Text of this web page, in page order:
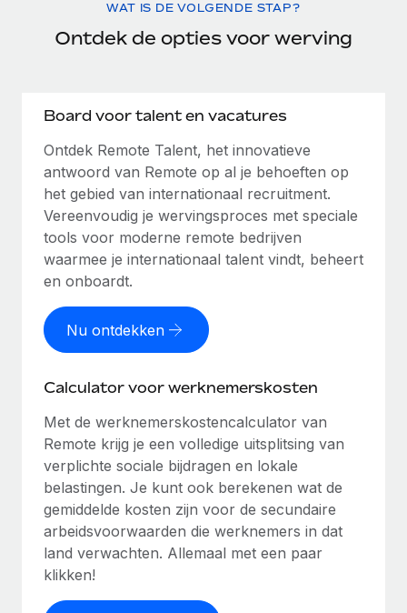
WAT IS DE VOLGENDE STAP?
Ontdek de opties voor werving
Board voor talent en vacatures
Ontdek Remote Talent, het innovatieve
antwoord van Remote op al je behoeften op
het gebied van internationaal recruitment.
Vereenvoudig je wervingsproces met speciale
tools voor moderne remote bedrijven
waarmee je internationaal talent vindt, beheert
en onboardt.
Nu ontdekken
Calculator voor werknemerskosten
Met de werknemerskostencalculator van
Remote krijg je een volledige uitsplitsing van
verplichte sociale bijdragen en lokale
belastingen. Je kunt ook berekenen wat de
gemiddelde kosten zijn voor de secundaire
arbeidsvoorwaarden die werknemers in dat
land verwachten. Allemaal met een paar
klikken!